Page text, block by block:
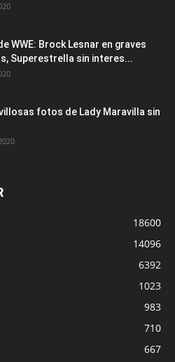
WWE: Brock Lesnar en graves
Superestrella sin interes...
fotos de Lady Maravilla sin
18600
14096
6392
1023
983
710
667